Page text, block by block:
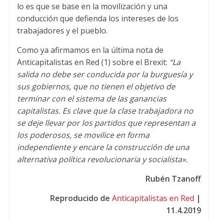
lo es que se base en la movilización y una
conducción que defienda los intereses de los
trabajadores y el pueblo.
Como ya afirmamos en la última nota de
Anticapitalistas en Red (1) sobre el Brexit: “La
salida no debe ser conducida por la burguesía y
sus gobiernos, que no tienen el objetivo de
terminar con el sistema de las ganancias
capitalistas. Es clave que la clase trabajadora no
se deje llevar por los partidos que representan a
los poderosos, se movilice en forma
independiente y encare la construcción de una
alternativa política revolucionaria y socialista».
Rubén Tzanoff
Reproducido de Anticapitalistas en Red |
11.4.2019